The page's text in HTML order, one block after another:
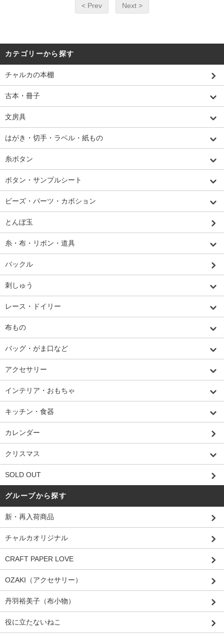
< Prev Next >
カテゴリーから探す
チャルカの本棚
古本・冊子
文房具
はがき・切手・ラベル・紙もの
糸ボタン
ボタン・サンプルシート
ビーズ・パーツ・カボション
とんぼ玉
糸・布・リボン・道具
バックル
刺しゅう
レース・ドイリー
布もの
バッグ・がま口など
アクセサリー
インテリア・おもちゃ
キッチン・食器
カレンダー
クリスマス
SOLD OUT
グループから探す
新・再入荷商品
チャルカオリジナル
CRAFT PAPER LOVE
OZAKI（アクセサリー）
丹羽裕美子（布小物）
役に立たないねこ